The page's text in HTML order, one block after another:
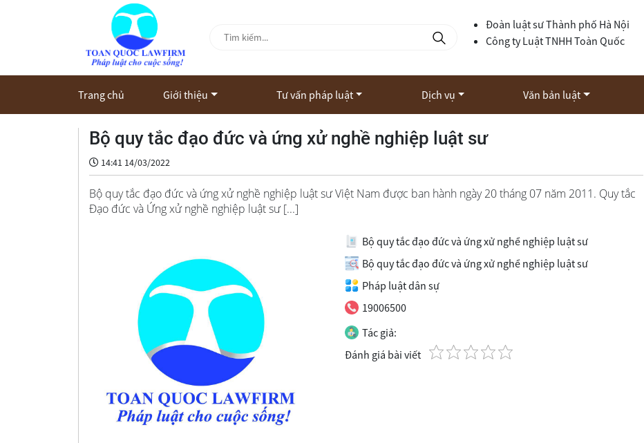
Đoàn luật sư Thành phố Hà Nội
Công ty Luật TNHH Toàn Quốc
Trang chủ Giới thiệu Tư vấn pháp luật Dịch vụ Văn bản luật
Bộ quy tắc đạo đức và ứng xử nghề nghiệp luật sư
14:41 14/03/2022
Bộ quy tắc đạo đức và ứng xử nghề nghiệp luật sư Việt Nam được ban hành ngày 20 tháng 07 năm 2011. Quy tắc
Đạo đức và Ứng xử nghề nghiệp luật sư [...]
Bộ quy tắc đạo đức và ứng xử nghề nghiệp luật sư
Bộ quy tắc đạo đức và ứng xử nghề nghiệp luật sư
Pháp luật dân sự
19006500
Tác giả:
Đánh giá bài viết